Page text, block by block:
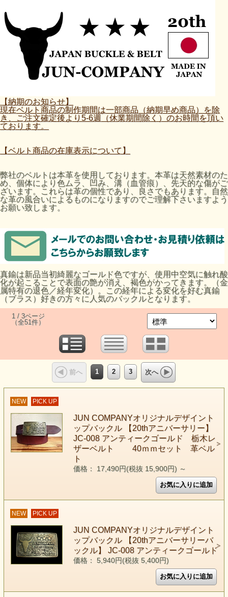
【納期のお知らせ】
現在ベルト商品の制作期間は一部商品（納期早め商品）を除
き、ご注文確定後より5-6週（休業期間除く）のお時間を頂い
ております。
【ベルト商品の在庫表示について】
弊社のベルトは本革を使用しております。本革は天然素材のた
め、個体により色ムラ、凹み、溝（血管痕）、先天的な傷がご
ざいます。これらは革の個性であり、良さでもあります。自然
な革の風合いによるものになりますのでご理解下さいますよう
お願い致します。
真鍮は新品当初綺麗なゴールド色ですが、使用中空気に触れ酸
化が起こることで表面の艶が消え、褐色がかってきます。（金
属特有の退色／経年変化）。この経年による変化を好む真鍮
（ブラス）好きの方々に人気のバックルとなります。
1 / 3ページ
（全51件）
前へ 1 2 3 次へ
NEW PICK UP
JUN COMPANYオリジナルデザイント
ップバックル 【20thアニバーサリー】
JC-008 アンティークゴールド 栃木レ
ザーベルト 40ｍｍセット 革ベル
ト
価格： 17,490円(税抜 15,900円) ～
NEW PICK UP
JUN COMPANYオリジナルデザイント
ップバックル 【20thアニバーサリーバ
ックル】 JC-008 アンティークゴールド
価格： 5,940円(税抜 5,400円)